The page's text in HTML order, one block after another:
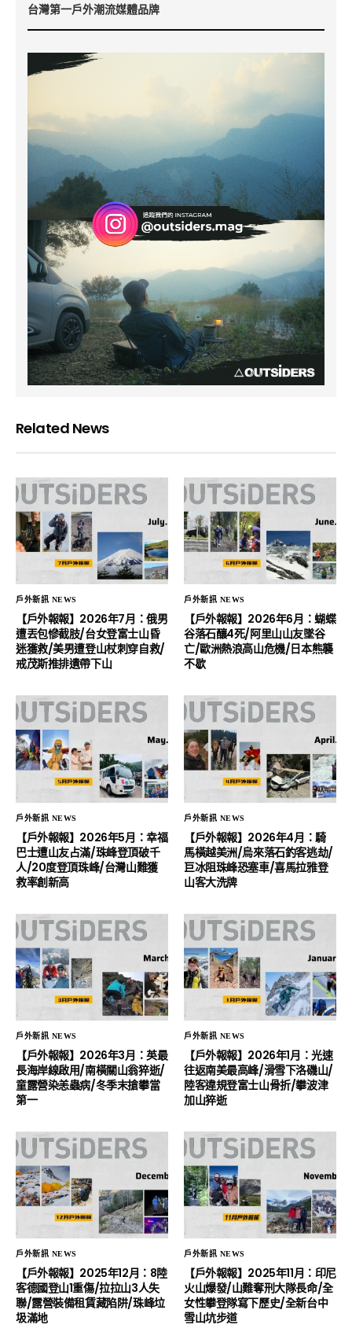
台灣第一戶外潮流媒體品牌
Related News
戶外新訊 NEWS
【戶外報報】2026年7月：俄男
遭丟包慘截肢/台女登富士山昏
迷獲救/美男遭登山杖刺穿自救/
戒茂斯推排遺帶下山
戶外新訊 NEWS
【戶外報報】2026年6月：蝴蝶
谷落石釀4死/阿里山山友墜谷
亡/歐洲熱浪高山危機/日本熊襲
不歇
戶外新訊 NEWS
【戶外報報】2026年5月：幸福
巴士遭山友占滿/珠峰登頂破千
人/20度登頂珠峰/台灣山難獲
救率創新高
戶外新訊 NEWS
【戶外報報】2026年4月：騎
馬橫越美洲/烏來落石釣客逃劫/
巨冰阻珠峰恐塞車/喜馬拉雅登
山客大洗牌
戶外新訊 NEWS
【戶外報報】2026年3月：英最
長海岸線啟用/南橫關山翁猝逝/
童露營染恙蟲病/冬季末搶攀當
第一
戶外新訊 NEWS
【戶外報報】2026年1月：光速
往返南美最高峰/滑雪下洛磯山/
陸客違規登富士山骨折/攀波津
加山猝逝
戶外新訊 NEWS
【戶外報報】2025年12月：8陸
客德國登山1重傷/拉拉山3人失
聯/露營裝備租賃藏陷阱/珠峰垃
圾滿地
戶外新訊 NEWS
【戶外報報】2025年11月：印尼
火山爆發/山難奪刑大隊長命/全
女性攀登隊寫下歷史/全新台中
雪山坑步道